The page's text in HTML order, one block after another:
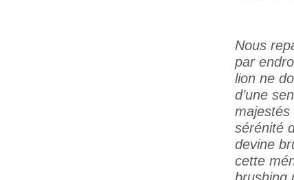
Nous
par
lion ne
d’une
majestés
sérénité
devine
cette